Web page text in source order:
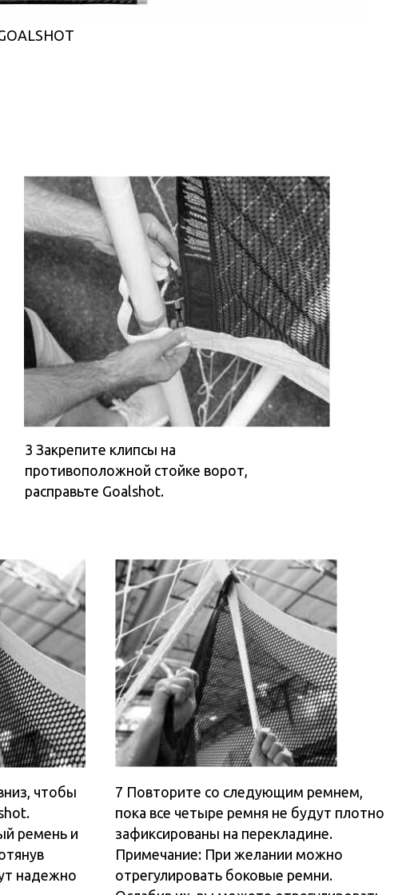
7 Повторите со следующим ремнем,
отрегулировать боковые ремни.
Ослабив их, вы можете отрегулировать
высоту нижней части Goalshot.
клипсы на
стойке ворот,
Goalshot.